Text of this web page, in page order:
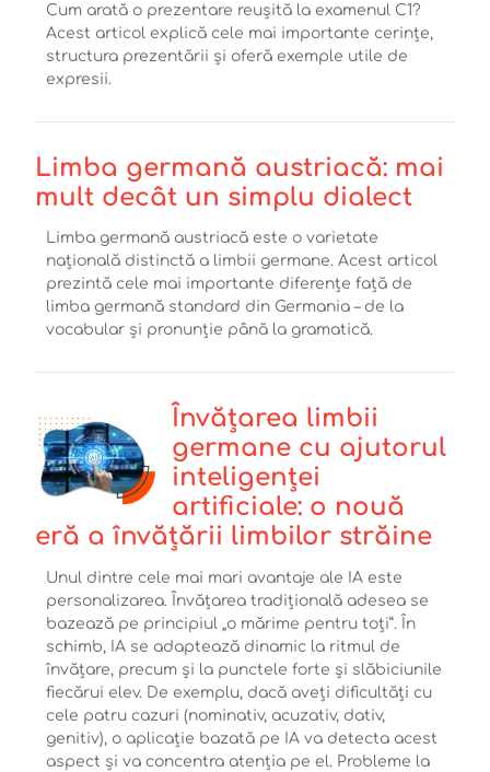
Cum arată o prezentare reușită la examenul C1?
Acest articol explică cele mai importante cerințe,
structura prezentării și oferă exemple utile de
expresii.
Limba germană austriacă: mai
mult decât un simplu dialect
Limba germană austriacă este o varietate
națională distinctă a limbii germane. Acest articol
prezintă cele mai importante diferențe față de
limba germană standard din Germania – de la
vocabular și pronunție până la gramatică.
Învățarea limbii
germane cu ajutorul
inteligenței
artificiale: o nouă
eră a învățării limbilor străine
Unul dintre cele mai mari avantaje ale IA este
personalizarea. Învățarea tradițională adesea se
bazează pe principiul „o mărime pentru toți”. În
schimb, IA se adaptează dinamic la ritmul de
învățare, precum și la punctele forte și slăbiciunile
fiecărui elev. De exemplu, dacă aveți dificultăți cu
cele patru cazuri (nominativ, acuzativ, dativ,
genitiv), o aplicație bazată pe IA va detecta acest
aspect și va concentra atenția pe el. Probleme la